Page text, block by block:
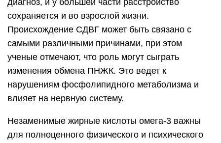
диагноз, и у большей части расстройство
сохраняется и во взрослой жизни.
Происхождение СДВГ может быть связано с
самыми различными причинами, при этом
ученые отмечают, что роль могут сыграть
изменения обмена ПНЖК. Это ведет к
нарушениям фосфолипидного метаболизма и
влияет на нервную систему.
Незаменимые жирные кислоты омега-3 важны
для полноценного физического и психического